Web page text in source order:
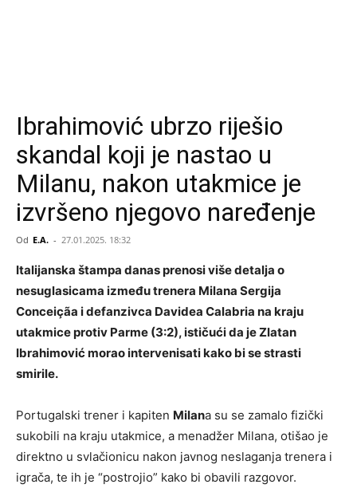
Ibrahimović ubrzo riješio
skandal koji je nastao u
Milanu, nakon utakmice je
izvršeno njegovo naređenje
Od E.A. - 27.01.2025. 18:32
Italijanska štampa danas prenosi više detalja o
nesuglasicama između trenera Milana Sergija
Conceiçãa i defanzivca Davidea Calabria na kraju
utakmice protiv Parme (3:2), ističući da je Zlatan
Ibrahimović morao intervenisati kako bi se strasti
smirile.
Portugalski trener i kapiten Milana su se zamalo fizički
sukobili na kraju utakmice, a menadžer Milana, otišao je
direktno u svlačionicu nakon javnog neslaganja trenera i
igrača, te ih je “postrojio” kako bi obavili razgovor.